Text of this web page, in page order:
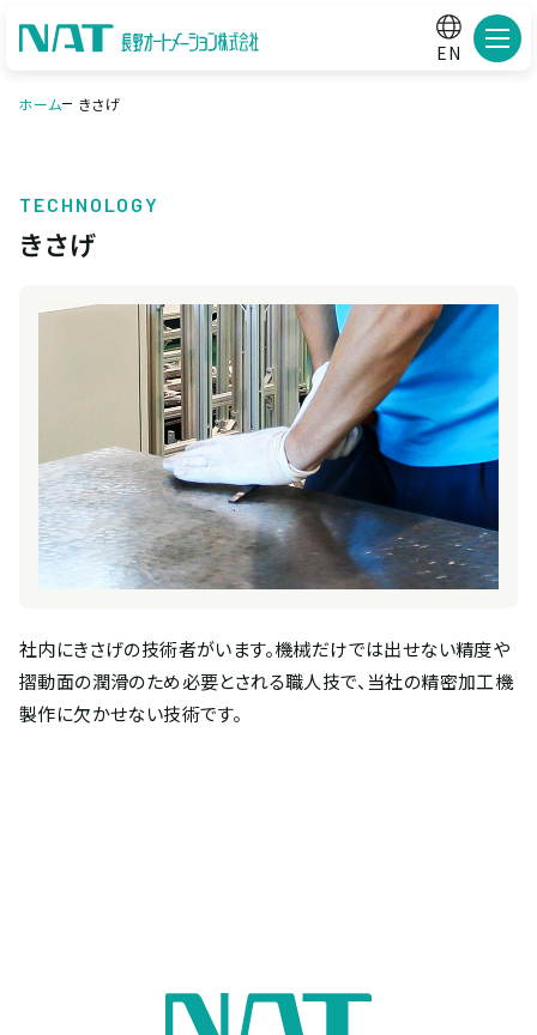
EN メニ
ホーム きさげ
TECHNOLOGY
きさげ
社内にきさげの技術者がいます。機械だけでは出せない精度や
摺動面の潤滑のため必要とされる職人技で、当社の精密加工機
製作に欠かせない技術です。